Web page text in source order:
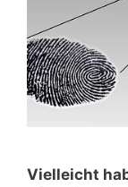
Vielleicht